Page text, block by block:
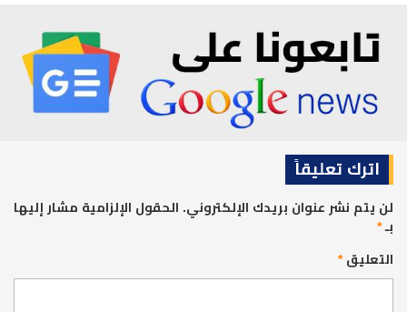
اترك تعليقاً
لن يتم نشر عنوان بريدك الإلكتروني. الحقول الإلزامية مشار إليها
بـ*
التعليق*